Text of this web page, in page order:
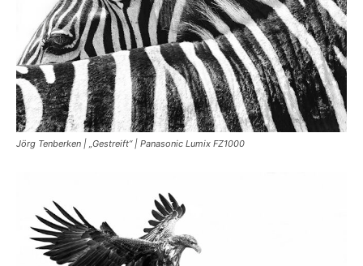
Jörg Tenberken | „Gestreift“ | Panasonic Lumix FZ1000